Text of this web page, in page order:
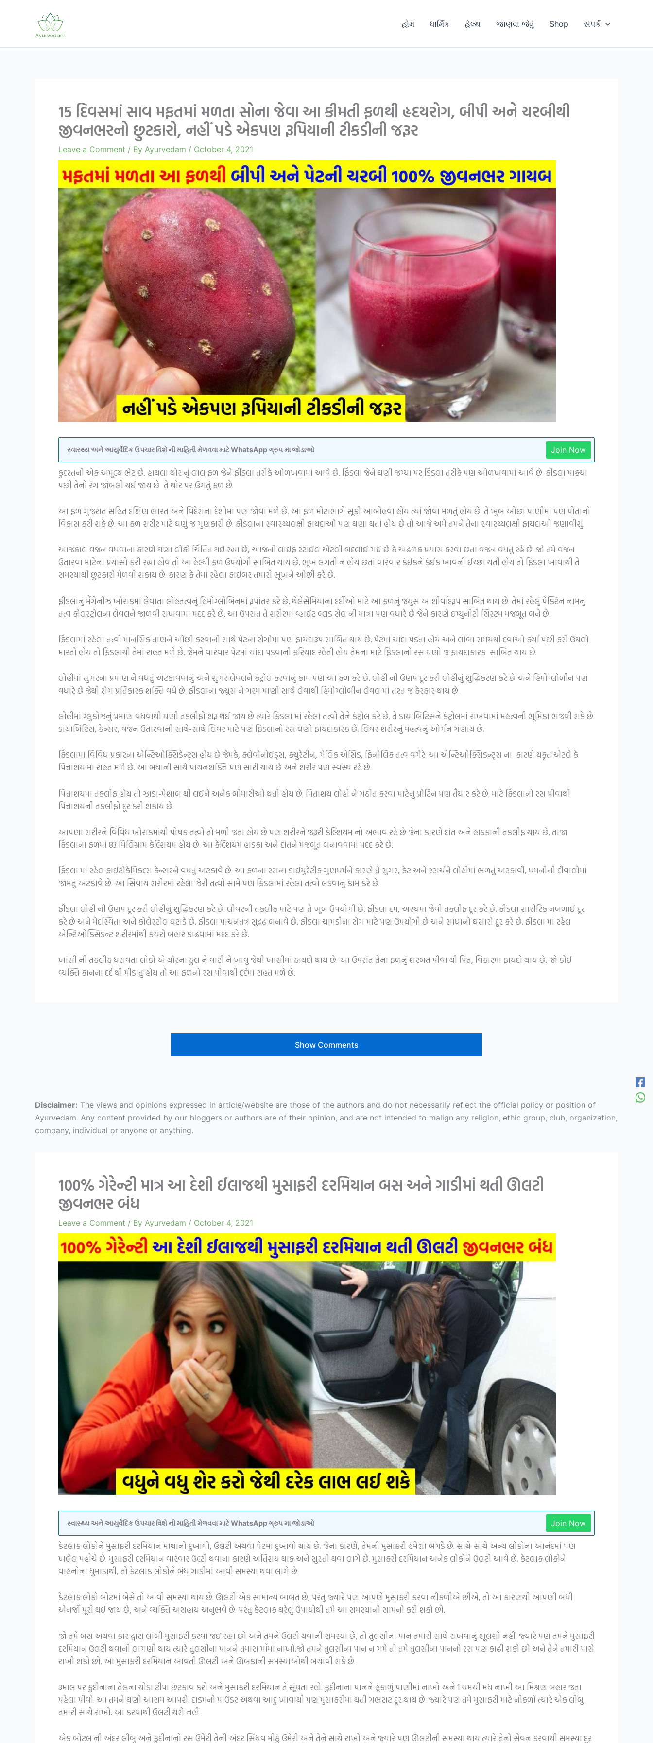
હોમ ધાર્મિક હેલ્થ જાણવા જેવું Shop સંપર્ક
15 દિવસમાં સાવ મફતમાં મળતા સોના જેવા આ કીમતી ફળથી હૃદયરોગ, બીપી અને ચરબીથી
જીવનભરનો છુટકારો, નહીં પડે એકપણ રૂપિયાની ટીકડીની જરૂર
Leave a Comment / By Ayurvedam / October 4, 2021
સ્વાસ્થ્ય અને આયુર્વેદિક ઉપચાર વિશે ની માહિતી મેળવવા માટે WhatsApp ગ્રુપ મા જોડાઓ Join Now
કુદરતની એક અમૂલ્ય ભેટ છે. હાથલા થોર નું લાલ ફળ જેને ફીંડલા તરીકે ઓળખવામાં આવે છે. ફિંડલા જેને ઘણી જગ્યા પર ડિંડલા તરીકે પણ ઓળખવામાં આવે છે. ફીંડલા પાક્યા
પછી તેનો રંગ જાંબલી થઈ જાય છે તે થોર પર ઉગતું ફળ છે.
આ ફળ ગુજરાત સહિત દક્ષિણ ભારત અને વિદેશના દેશોમાં પણ જોવા મળે છે. આ ફળ મોટાભાગે સૂકી આબોહવા હોય ત્યાં જોવા મળતું હોય છે. તે ખુબ ઓછા પાણીમાં પણ પોતાનો
વિકાસ કરી શકે છે. આ ફળ શરીર માટે ઘણું જ ગુણકારી છે. ફીંડલાના સ્વાસ્થ્યલક્ષી ફાયદાઓ પણ ઘણા થતાં હોય છે તો આજે અમે તમને તેના સ્વાસ્થ્યલક્ષી ફાયદાઓ જણાવીશું.
આજકાલ વજન વધવાના કારણે ઘણા લોકો ચિંતિત થઈ રહ્યા છે, આજની લાઈફ સ્ટાઈલ એટલી બદલાઈ ગઈ છે કે અઢળક પ્રયાસ કરવા છતાં વજન વધતું રહે છે. જો તમે વજન
ઉતારવા માટેના પ્રયાસો કરી રહ્યા હોવ તો આ હેલ્ધી ફળ ઉપયોગી સાબિત થાય છે. ભૂખ લગતી ન હોય છતાં વારંવાર કંઈકને કંઈક ખાવની ઈચ્છા થતી હોય તો ફિંડલા ખાવાથી તે
સમસ્યાથી છુટકારો મેળવી શકાય છે. કારણ કે તેમાં રહેલા ફાઈબર તમારી ભૂખને ઓછી કરે છે.
ફીંડલાનું મેંગેનીઝ ખોરાકમાં લેવાતા લોહતત્વનું હિમોગ્લોબિનમાં રૂપાંતર કરે છે. થેલેસેમિયાના દર્દીઓ માટે આ ફળનું જયુસ આશીર્વાદરૂપ સાબિત થાય છે. તેમાં રહેલું પેક્ટિન નામનું
તત્વ કોલસ્ટ્રોલના લેવલને જાળવી રાખવામા મદદ કરે છે. આ ઉપરાંત તે શરીરમાં વ્હાઈટ બ્લડ સેલ ની માત્રા પણ વધારે છે જેને કારણે ઇમ્યુનીટી સિસ્ટમ મજબૂત બને છે.
ફિંડલામાં રહેલા તત્વો માનસિક તાણને ઓછી કરવાની સાથે પેટના રોગોમાં પણ ફાયદારૂપ સાબિત થાય છે. પેટમાં ચાંદા પડતા હોય અને લાંબા સમયથી દવાઓ કર્યા પછી ફરી ઉથલો
મારતો હોય તો ફિંડલાથી તેમાં રાહત મળે છે. જેમને વારંવાર પેટમાં ચાંદા પડવાની ફરિયાદ રહેતી હોય તેમના માટે ફિંડલાનો રસ ઘણો જ ફાયદાકારક સાબિત થાય છે.
લોહીમાં સુગરના પ્રમાણ ને વધતું અટકાવવાનું અને શુગર લેવલને કંટ્રોલ કરવાનું કામ પણ આ ફળ કરે છે. લોહી ની ઉણપ દૂર કરી લોહીનું શુદ્ધિકરણ કરે છે અને હિમોગ્લોબીન પણ
વધારે છે જેથી રોગ પ્રતિકારક શક્તિ વધે છે. ફીંડલાના જ્યુસ ને ગરમ પાણી સાથે લેવાથી હિમોગ્લોબીન લેવલ માં તરત જ ફેરફાર થાય છે.
લોહીમાં ગ્લુકોઝનું પ્રમાણ વધવાથી ઘણી તકલીફો શરૂ થઈ જાય છે ત્યારે ફિંડલા માં રહેલા તત્વો તેને કંટ્રોલ કરે છે. તે ડાયાબિટિસને કંટ્રોલમાં રાખવામાં મહત્વની ભૂમિકા ભજવી શકે છે.
ડાયાબિટિસ, કેન્સર, વજન ઉતારવાની સાથે-સાથે લિવર માટે પણ ફિંડલાનો રસ ઘણો ફાયદાકારક છે. લિવર શરીરનું મહત્વનું ઓર્ગન ગણાય છે.
ફિંડલામાં વિવિધ પ્રકારના એન્ટિઓક્સિડેન્ટ્સ હોય છે જેમકે, ફ્લેવોનોઈડ્સ, ક્યુરેટીન, ગેલિક એસિડ, ફિનોલિક તત્વ વગેરે. આ એન્ટિઓક્સિડન્ટ્સ ના કારણે યકૃત એટલે કે
પિત્તાશય માં રાહત મળે છે. આ બધાની સાથે પાચનશક્તિ પણ સારી થાય છે અને શરીર પણ સ્વસ્થ રહે છે.
પિત્તાશયમાં તકલીફ હોય તો ઝાડા-પેશાબ થી લઈને અનેક બીમારીઓ થતી હોય છે. પિતાશય લોહી ને ગંઠીત કરવા માટેનું પ્રોટિન પણ તૈયાર કરે છે. માટે ફિંડલાનો રસ પીવાથી
પિત્તાશયની તકલીફો દૂર કરી શકાય છે.
આપણા શરીરને વિવિધ ખોરાકમાંથી પોષક તત્વો તો મળી જતા હોય છે પણ શરીરને જરૂરી કેલ્શિયમ નો અભાવ રહે છે જેના કારણે દાંત અને હાડકાની તકલીફ થાય છે. તાજા
ફિંડલાના ફળમાં 83 મિલિગ્રામ કેલ્શિયમ હોય છે. આ કેલ્શિયમ હાડકા અને દાંતને મજબૂત બનાવવામાં મદદ કરે છે.
ફિંડલા માં રહેલ ફાઈટોકેમિકલ્સ કેન્સરને વધતું અટકાવે છે. આ ફળના રસના ડાઈયુરેટીક ગુણધર્મને કારણે તે સુગર, ફેટ અને સ્ટાર્ચને લોહીમાં ભળતું અટકાવી, ધમનીની દીવાલોમાં
જામતું અટકાવે છે. આ સિવાય શરીરમાં રહેલા ઝેરી તત્વો સામે પણ ફિંડલામાં રહેલા તત્વો લડવાનું કામ કરે છે.
ફીંડલા લોહી ની ઉણપ દૂર કરી લોહીનું શુદ્ધિકરણ કરે છે. લીવરની તકલીફ માટે પણ તે ખૂબ ઉપયોગી છે. ફીંડલા દમ, અસ્થમા જેવી તકલીફ દૂર કરે છે. ફીંડલા શારીરિક નબળાઈ દૂર
કરે છે અને મેદસ્વિતા અને કોલેસ્ટ્રોલ ઘટાડે છે. ફીંડલા પાચનતંત્ર સુદ્રઢ બનાવે છે. ફીંડલા ચામડીના રોગ માટે પણ ઉપયોગી છે અને સાંધાનો ઘસારો દૂર કરે છે. ફીંડલા માં રહેલ
એન્ટિઓક્સિડન્ટ શરીરમાંથી કચરો બહાર કાઢવામાં મદદ કરે છે.
ખાંસી ની તકલીફ ધરાવતા લોકો એ થોરના ફુલ ને વાટી ને ખાવુ જેથી ખાસીમાં ફાયદો થાય છે. આ ઉપરાંત તેના ફળનું શરબત પીવા થી પિત, વિકારમા ફાયદો થાય છે. જો કોઈ
વ્યક્તિ કાનના દર્દ થી પીડાતુ હોય તો આ ફળનો રસ પીવાથી દર્દમાં રાહત મળે છે.
Show Comments
Disclaimer: The views and opinions expressed in article/website are those of the authors and do not necessarily reflect the official policy or position of
Ayurvedam. Any content provided by our bloggers or authors are of their opinion, and are not intended to malign any religion, ethic group, club, organization,
company, individual or anyone or anything.
100% ગેરેન્ટી માત્ર આ દેશી ઈલાજથી મુસાફરી દરમિયાન બસ અને ગાડીમાં થતી ઊલટી
જીવનભર બંધ
Leave a Comment / By Ayurvedam / October 4, 2021
સ્વાસ્થ્ય અને આયુર્વેદિક ઉપચાર વિશે ની માહિતી મેળવવા માટે WhatsApp ગ્રુપ મા જોડાઓ Join Now
કેટલાક લોકોને મુસાફરી દરમિયાન માથાનો દુખાવો, ઉલટી અથવા પેટમાં દુખાવો થાય છે. જેના કારણે, તેમની મુસાફરી હંમેશા બગડે છે. સાથે-સાથે અન્ય લોકોના આનંદમાં પણ
ખલેલ પહોંચે છે. મુસાફરી દરમિયાન વારંવાર ઉલ્ટી થવાના કારણે અતિશય થાક અને સુસ્તી થવા લાગે છે. મુસાફરી દરમિયાન અનેક લોકોને ઉલટી આવે છે. કેટલાક લોકોને
વાહનોના ધુમાડાથી, તો કેટલાક લોકોને બંધ ગાડીમાં આવી સમસ્યા થવા લાગે છે.
કેટલાક લોકો બોટમાં બેસે તો આવી સમસ્યા થાય છે. ઊલટી એક સામાન્ય બાબત છે, પરંતુ જ્યારે પણ આપણે મુસાફરી કરવા નીકળીએ છીએ, તો આ કારણથી આપણી બધી
એનર્જી પૂરી થઈ જાય છે, અને વ્યક્તિ અસહાય અનુભવે છે. પરંતુ કેટલાક ઘરેલું ઉપાયોથી તમે આ સમસ્યાનો સામનો કરી શકો છો.
જો તમે બસ અથવા કાર દ્વારા લાંબી મુસાફરી કરવા જઇ રહ્યા છો અને તમને ઉલટી થવાની સમસ્યા છે, તો તુલસીના પાન તમારી સાથે રાખવાનું ભૂલશો નહીં. જ્યારે પણ તમને મુસાફરી
દરમિયાન ઉલટી થવાની લાગણી થાય ત્યારે તુલસીના પાનને તમારા મોંમાં નાખો.જો તમને તુલસીના પાન ન ગમે તો તમે તુલસીના પાનનો રસ પણ કાઢી શકો છો અને તેને તમારી પાસે
રાખી શકો છો. આ મુસાફરી દરમિયાન આવતી ઊલટી અને ઊબકાની સમસ્યાઓથી બચાવી શકે છે.
રૂમાલ પર ફુદીનાના તેલના થોડા ટીપા છંટકાવ કરો અને મુસાફરી દરમિયાન તે સૂંઘતા રહો. ફુદીનાના પાનને હૂંફાળું પાણીમાં નાખો અને 1 ચમચી મધ નાખી આ મિશ્રણ બહાર જતા
પહેલા પીવો. આ તમને ઘણો આરામ આપશે. દાડમનો પાઉડર અથવા આદુ ખાવાથી પણ મુસાફરીમાં થતી ગભરાટ દૂર થાય છે. જ્યારે પણ તમે મુસાફરી માટે નીકળો ત્યારે એક લીંબુ
તમારી સાથે રાખો. આ કરવાથી ઉલટી થશે નહીં.
એક બોટલ ની અંદર લીંબુ અને ફુદીનાનો રસ ઉમેરી તેની અંદર સિંધવ મીઠું ઉમેરી અને તેને સાથે રાખો અને જ્યારે પણ ઊલટીની સમસ્યા થાય ત્યારે તેનો સેવન કરવાથી સમસ્યા દૂર